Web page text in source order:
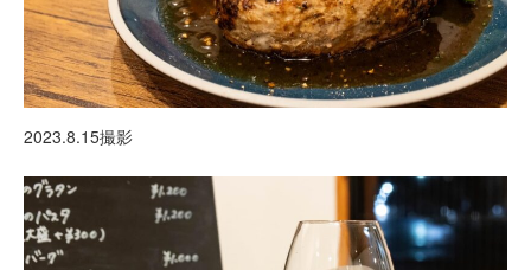
2023.8.15撮影